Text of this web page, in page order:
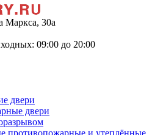
Маркса, 30а
09:00 до 20:00
двери
двери
противопожарные и утеплённые